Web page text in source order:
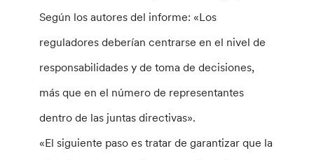
Según los autores del informe: «Los
reguladores deberían centrarse en el nivel de
responsabilidades y de toma de decisiones,
más que en el número de representantes
dentro de las juntas directivas».
«El siguiente paso es tratar de garantizar que la